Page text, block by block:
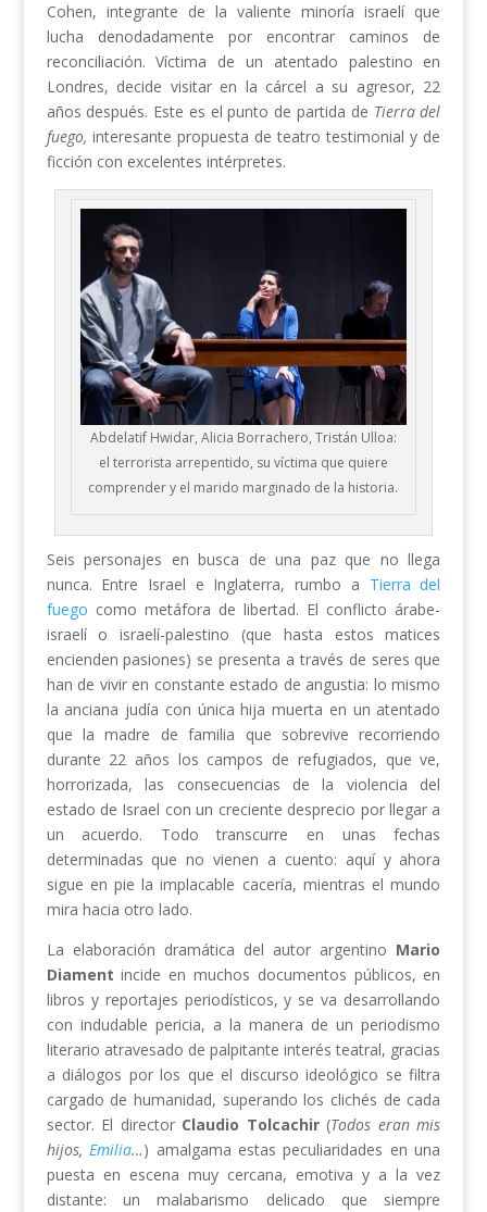
Cohen, integrante de la valiente minoría israelí que
lucha denodadamente por encontrar caminos de
reconciliación. Víctima de un atentado palestino en
Londres, decide visitar en la cárcel a su agresor, 22
años después. Este es el punto de partida de Tierra del
fuego, interesante propuesta de teatro testimonial y de
ficción con excelentes intérpretes.
Abdelatif Hwidar, Alicia Borrachero, Tristán Ulloa:
el terrorista arrepentido, su víctima que quiere
comprender y el marido marginado de la historia.
Seis personajes en busca de una paz que no llega
nunca. Entre Israel e Inglaterra, rumbo a Tierra del
fuego como metáfora de libertad. El conflicto árabe-
israelí o israelí-palestino (que hasta estos matices
encienden pasiones) se presenta a través de seres que
han de vivir en constante estado de angustia: lo mismo
la anciana judía con única hija muerta en un atentado
que la madre de familia que sobrevive recorriendo
durante 22 años los campos de refugiados, que ve,
horrorizada, las consecuencias de la violencia del
estado de Israel con un creciente desprecio por llegar a
un acuerdo. Todo transcurre en unas fechas
determinadas que no vienen a cuento: aquí y ahora
sigue en pie la implacable cacería, mientras el mundo
mira hacia otro lado.
La elaboración dramática del autor argentino Mario
Diament incide en muchos documentos públicos, en
libros y reportajes periodísticos, y se va desarrollando
con indudable pericia, a la manera de un periodismo
literario atravesado de palpitante interés teatral, gracias
a diálogos por los que el discurso ideológico se filtra
cargado de humanidad, superando los clichés de cada
sector. El director Claudio Tolcachir(Todos eran mis
hijos, Emilia…) amalgama estas peculiaridades en una
puesta en escena muy cercana, emotiva y a la vez
distante: un malabarismo delicado que siempre